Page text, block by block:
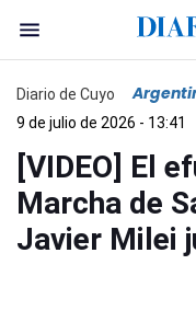
Diario de Cuyo
9 de julio de 2026 - 13:41
[VIDEO] El
Marcha de
Javier Milei